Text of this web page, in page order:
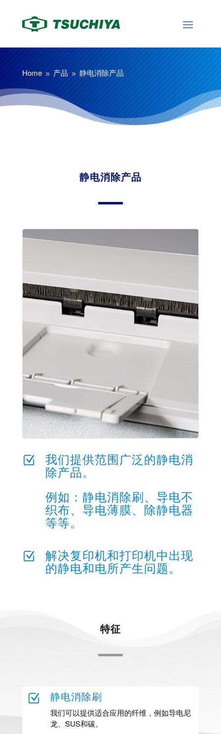
Home 9 产品 9 静电消除产品
静电消除产品
Z
我们提供范围广泛的静电消
除产品。
例如：静电消除刷、导电不
织布、导电薄膜、除静电器
等等。
Z
解决复印机和打印机中出现
的静电和电所产生问题。
特征
Z 静电消除刷
我们可以提供适合应用的纤维，例如导电尼
龙、SUS和碳。